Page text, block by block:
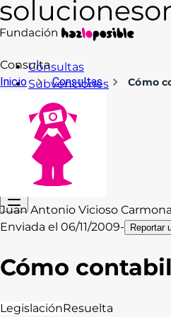
Consultas
Subvenciones
Formación
Recursos
Blog
Contacto
Acceso
Consulta
Inicio
Consultas Cómo
Juan Antonio Vicioso Carmona
Enviada el 06/11/2009- Reportar
Cómo
LegislaciónResuelta